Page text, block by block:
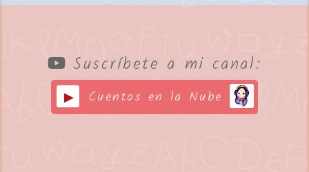
Suscríbete a mi canal:
Cuentos en la Nube